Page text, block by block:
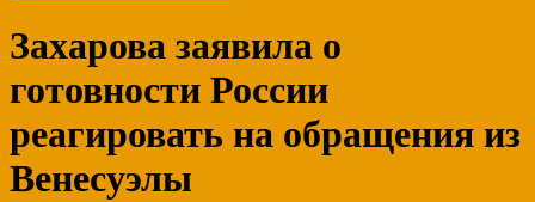
Захарова заявила о
готовности России
реагировать на обращения из
Венесуэлы